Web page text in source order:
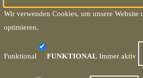
Wir verwenden Cookies, um unsere Website
optimieren.
Funktional FUNKTIONAL Immer aktiv